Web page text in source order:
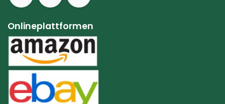
Onlineplattformen